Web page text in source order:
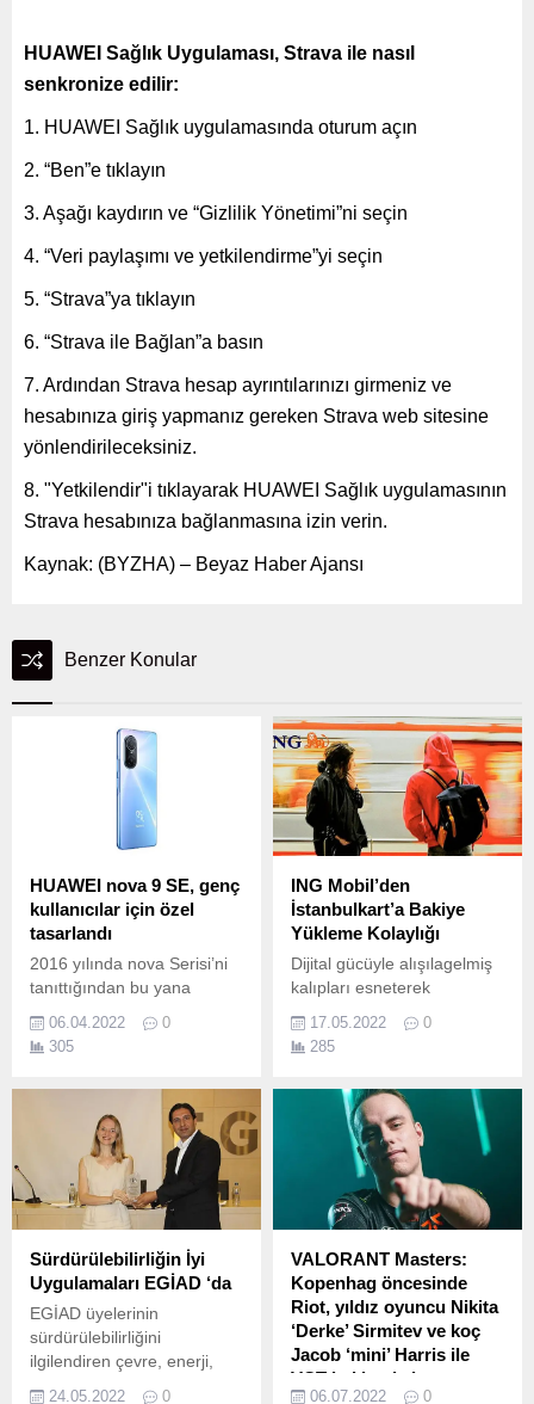
HUAWEI Sağlık Uygulaması, Strava ile nasıl
senkronize edilir:
1. HUAWEI Sağlık uygulamasında oturum açın
2. “Ben”e tıklayın
3. Aşağı kaydırın ve “Gizlilik Yönetimi”ni seçin
4. “Veri paylaşımı ve yetkilendirme”yi seçin
5. “Strava”ya tıklayın
6. “Strava ile Bağlan”a basın
7. Ardından Strava hesap ayrıntılarınızı girmeniz ve
hesabınıza giriş yapmanız gereken Strava web sitesine
yönlendirileceksiniz.
8. "Yetkilendir"i tıklayarak HUAWEI Sağlık uygulamasının
Strava hesabınıza bağlanmasına izin verin.
Kaynak: (BYZHA) – Beyaz Haber Ajansı
Benzer Konular
HUAWEI nova 9 SE, genç
kullanıcılar için özel
tasarlandı
2016 yılında nova Serisi’ni
tanıttığından bu yana
tasarlanmış trend amiral
gemisi cihazları sunuyor.
06.04.2022
0
305
ING Mobil’den
İstanbulkart’a Bakiye
Yükleme Kolaylığı
Dijital gücüyle alışılagelmiş
kalıpları esneterek
çözümler geliştiren ING
Türkiye, Belbim ile
kapsamında, müşterilerine
ING Mobil üzerinden
İstanbulkart’a bakiye
yükleme kolaylığı sunuyor.
17.05.2022
0
285
Sürdürülebilirliğin İyi
Uygulamaları EGİAD ‘da
EGİAD üyelerinin
sürdürülebilirliğini
ilgilendiren çevre, enerji,
24.05.2022 0
VALORANT Masters:
Kopenhag öncesinde
Riot, yıldız oyuncu Nikita
‘Derke’ Sirmitev ve koç
Jacob ‘mini’ Harris ile
VCT hakkında konuştu.
06.07.2022 0